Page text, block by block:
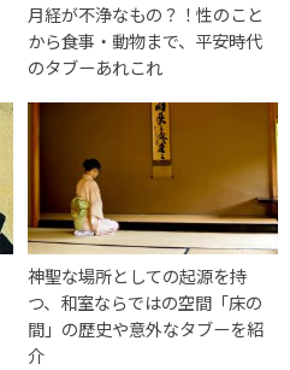
月経が不浄なもの？！性のこと
から食事・動物まで、平安時代
のタブーあれこれ
神聖な場所としての起源を持
つ、和室ならではの空間「床の
間」の歴史や意外なタブーを紹
介